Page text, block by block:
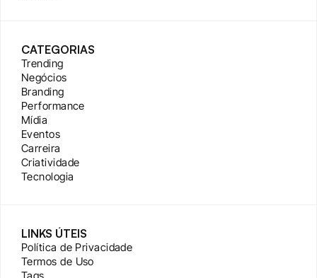
CATEGORIAS
Trending
Negócios
Branding
Performance
Mídia
Eventos
Carreira
Criatividade
Tecnologia
LINKS ÚTEIS
Política de Privacidade
Termos de Uso